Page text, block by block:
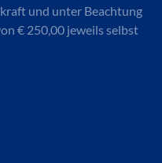
und unter Beachtung
€ 250,00 jeweils selbst